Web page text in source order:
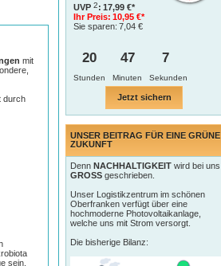
mit
durch
sein.
UVP 2: 17,99 €*
Ihr Preis: 10,95 €*
Sie sparen: 7,04 €
20 47 7
Jetzt sichern
UNSER BEITRAG FÜR EINE GRÜNE
ZUKUNFT
Denn NACHHALTIGKEIT wird bei uns
GROSS geschrieben.
Unser Logistikzentrum im schönen
Oberfranken verfügt über eine
hochmoderne Photovoltaikanlage,
welche uns mit Strom versorgt.
Die bisherige Bilanz: